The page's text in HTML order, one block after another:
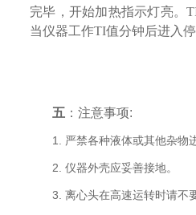
完毕，开始加热指示灯亮。
当仪器工作TI值分钟后进入
五 ：注意事项:
1. 严禁各种液体或其他杂物
2. 仪器外壳应妥善接地。
3. 离心头在高速运转时请不